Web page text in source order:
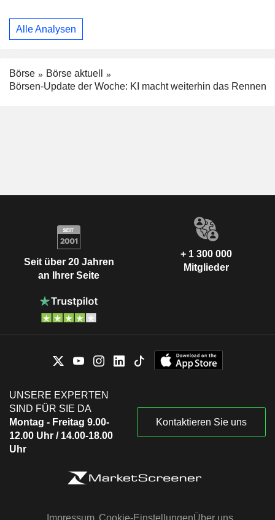
Alle Analysen
Börse
Börse aktuell
Börsen-Update der Woche: KI macht weiterhin das Rennen
Seit über 20 Jahren
an Ihrer Seite
+ 1 300 000
Mitglieder
UNSERE EXPERTEN
SIND FÜR SIE DA
Montag - Freitag 9.00-
12.00 Uhr / 14.00-18.00
Uhr
Kontaktieren Sie uns
Impressum Cookie-EinstellungenÜber uns